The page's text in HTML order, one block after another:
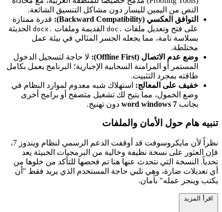
النص من اليمين لليسار دون مشاكل التنسيق الشائعة.
التوافق العكسي (Backward Compatibility):
قدرة ممتازة
على فتح وتعديل ملفات .doc القديمة وملفات .docx
الحديثة
بسلاسة تامة، مما يجعله الجسر المثالي في بيئة عمل
مختلطة.
وضع عدم الاتصال (Offline First):
لا حاجة لتسجيل الدخول
المستمر أو المزامنة السحابية الإجبارية؛ البرنامج يعمل بكامل
طاقته بمجرد التثبيت.
خفيف على المعالج: استهلاك شبه معدوم لموارد النظام في
وضع الخمول، مما يتيح لك تشغيل متصفح أو برامج أخرى
بجانب word windows 7 دون تهنيج.
تنبيه هام حول الأمان والملفات
نظراً لأن مايكروسوفت قد أوقفت الدعم الرسمي لنظام ويندوز 7،
فإن العثور على نسخة نظيفة وخالية من البرمجيات الخبيثة يعد
تحدياً. النسخة التي نتحدث عنها هنا تم فحصها للتأكد من خلوها من
أي تعديلات ضارة، وهي تلبي حاجة المستخدم الذي يريد فقط "أن
يكتب وينجز عمله" بأمان.
اقرأ المزيد